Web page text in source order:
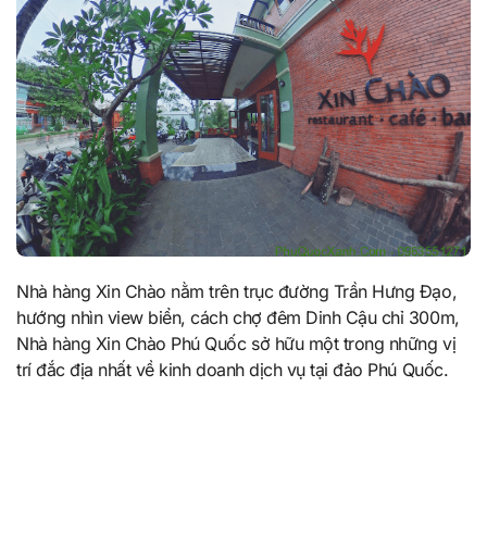
Nhà hàng Xin Chào nằm trên trục đường Trần Hưng Đạo,
hướng nhìn view biển, cách chợ đêm Dinh Cậu chỉ 300m,
Nhà hàng Xin Chào Phú Quốc sở hữu một trong những vị
trí đắc địa nhất về kinh doanh dịch vụ tại đảo Phú Quốc.